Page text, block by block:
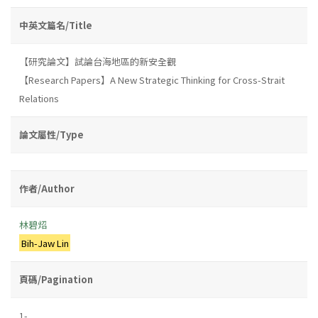
中英文篇名/Title
【研究論文】試論台海地區的新安全觀
【Research Papers】A New Strategic Thinking for Cross-Strait
Relations
論文屬性/Type
作者/Author
林碧炤
Bih-Jaw Lin
頁碼/Pagination